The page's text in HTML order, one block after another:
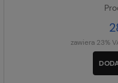
zawiera 23%